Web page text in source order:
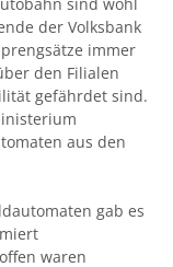
der Volksbank
immer
den Filialen
gefährdet sind.
aus den
gab es
waren